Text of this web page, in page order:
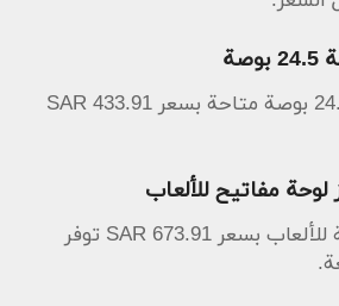
شاشة ألعاب بحجم 24.5 بوصة متاحة بسعر 433.91 SAR
مفاتيح للألعاب
لوحة مفاتيح مخصصة للألعاب بسعر 673.91 SAR توفر